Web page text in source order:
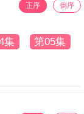
正序 倒序
集 第05集